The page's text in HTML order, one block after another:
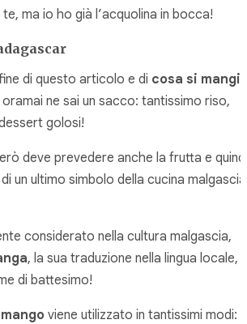
te, ma io ho già l’acquolina in bocca!
di questo articolo e di cosa si
oramai ne sai un sacco: tantissimo riso,
golosi!
deve prevedere anche la frutta e quindi
un ultimo simbolo della cucina
considerato nella cultura malgascia,
, la sua traduzione nella lingua locale,
di battesimo!
mango viene utilizzato in tantissimi modi: